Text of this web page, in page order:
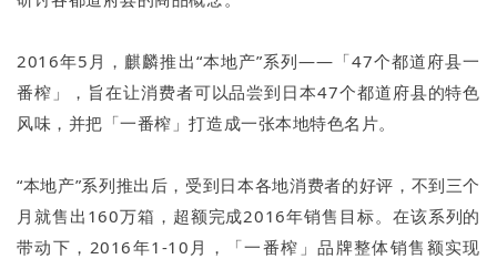
2016年5月，麒麟推出“本地产”系列——「47个都道府县一
番榨」，旨在让消费者可以品尝到日本47个都道府县的特色
风味，并把「一番榨」打造成一张本地特色名片。
“本地产”系列推出后，受到日本各地消费者的好评，不到三个
月就售出160万箱，超额完成2016年销售目标。在该系列的
带动下，2016年1-10月，「一番榨」品牌整体销售额实现